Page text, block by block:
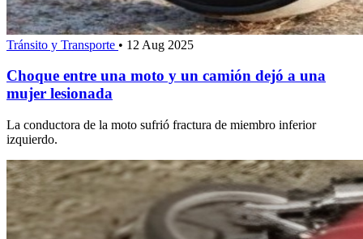
Tránsito y Transporte • 12 Aug 2025
Choque entre una moto y un camión dejó a una
mujer lesionada
La conductora de la moto sufrió fractura de miembro inferior
izquierdo.